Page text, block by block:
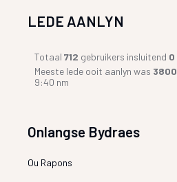
LEDE AANLYN
Totaal712 gebruikers insluitend 0
Meeste lede ooit aanlyn was 3800
9:40 nm
Onlangse Bydraes
Ou Rapons